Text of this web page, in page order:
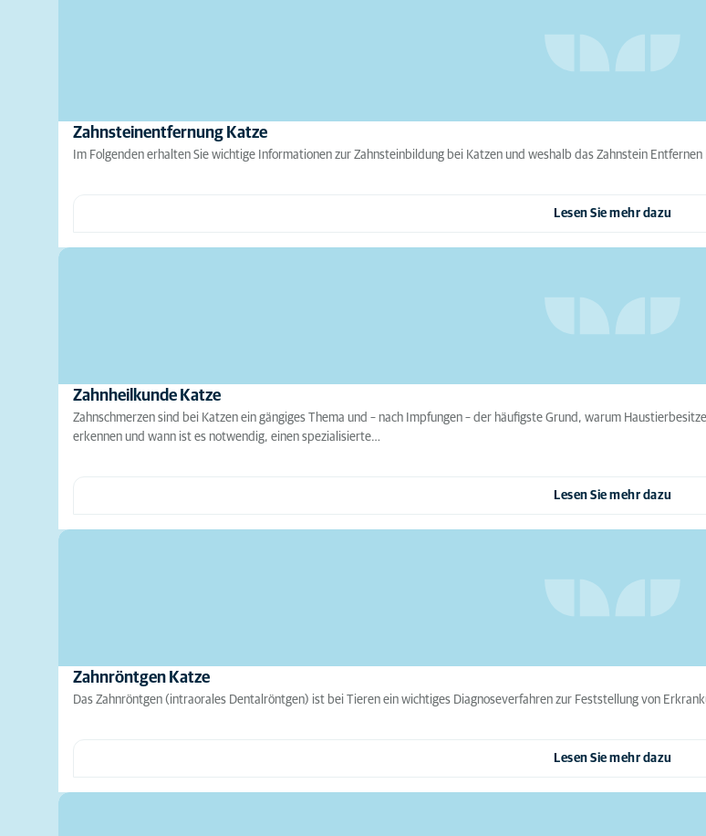
Zahnsteinentfernung Katze
Im Folgenden erhalten Sie wichtige Informationen zur Zahnsteinbildung bei Katzen und weshalb das Zahnstein
Lesen Sie mehr dazu
Zahnheilkunde Katze
Zahnschmerzen sind bei Katzen ein gängiges Thema und – nach Impfungen – der häufigste Grund, warum
erkennen und wann ist es notwendig, einen spezialisierte…
Lesen Sie mehr dazu
Zahnröntgen Katze
Das Zahnröntgen (intraorales Dentalröntgen) ist bei Tieren ein wichtiges Diagnoseverfahren zur Feststellung von
Lesen Sie mehr dazu